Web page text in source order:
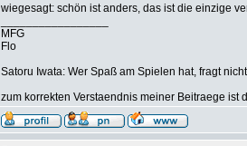
wiegesagt: schön ist anders, das ist die einzige
MFG
Flo
Satoru Iwata: Wer Spaß am Spielen hat, fragt
zum korrekten Verstaendnis meiner Beitraege